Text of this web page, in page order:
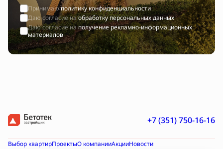
Принимаюполитику конфиденциальности
Даю согласие наобработку персональных данных
Даю согласие наполучение рекламно-информационных
материалов
+7 (351) 750-16-16
Выбор квартирПроектыО компанииАкцииНовости